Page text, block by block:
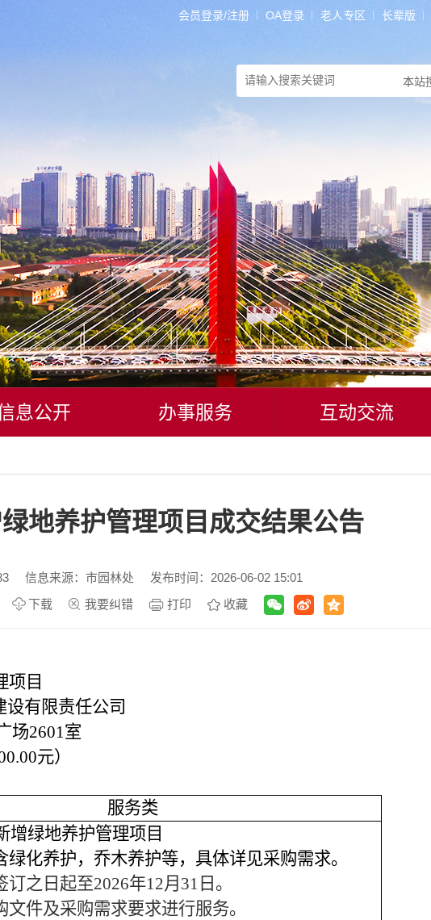
会员登录/注册 OA登录 老人专区 长辈版
息公开 办事服务 互动交流
地养护管理项目成交结果公告
信息来源：市园林处
发布时间：2026-06-02 15:01
下载 我要纠错 打印 收藏
项目
有限责任公司
场2601室
元）
服务类
增绿地养护管理项目
化养护，乔木养护等，具体详见采购需求。
订之日起至2026年12月31日。
件及采购需求要求进行服务。